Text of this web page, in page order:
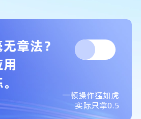
章法？
一顿操作猛如虎
实际只拿0.5